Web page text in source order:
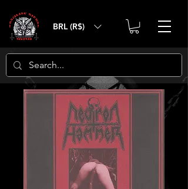
BRL (R$)